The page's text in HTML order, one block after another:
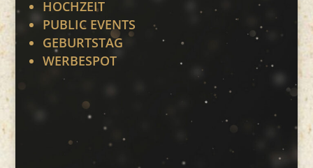
HOCHZEIT
PUBLIC EVENTS
GEBURTSTAG
WERBESPOT